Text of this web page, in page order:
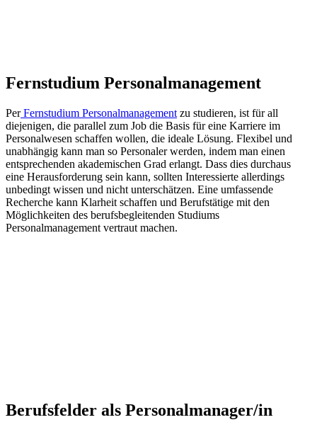
Fernstudium Personalmanagement
PerFernstudium Personalmanagement zu studieren, ist für all
diejenigen, die parallel zum Job die Basis für eine Karriere im
Personalwesen schaffen wollen, die ideale Lösung. Flexibel und
unabhängig kann man so Personaler werden, indem man einen
entsprechenden akademischen Grad erlangt. Dass dies durchaus
eine Herausforderung sein kann, sollten Interessierte allerdings
unbedingt wissen und nicht unterschätzen. Eine umfassende
Recherche kann Klarheit schaffen und Berufstätige mit den
Möglichkeiten des berufsbegleitenden Studiums
Personalmanagement vertraut machen.
Berufsfelder als Personalmanager/in